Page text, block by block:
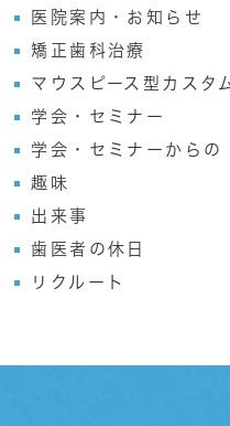
医院案内・お知らせ
矯正歯科治療
マウスピース型カスタ
学会・セミナー
学会・セミナーからの
趣味
出来事
歯医者の休日
リクルート